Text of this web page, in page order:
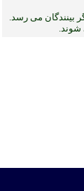
بینندگان می رسد.
‏شوند.